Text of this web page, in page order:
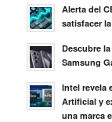
Alerta del
satisfacer
Descubre
Samsung
Intel revela
Artificial y
una marca